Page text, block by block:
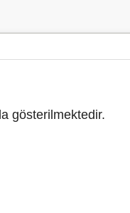
gösterilmektedir.